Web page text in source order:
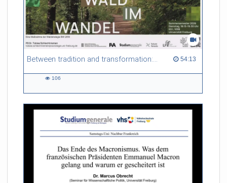
Between tradition and transformation: how owners, advisers and institutions co-create knowledge for resilient forests in Europe 54:13
54:13 duration
106